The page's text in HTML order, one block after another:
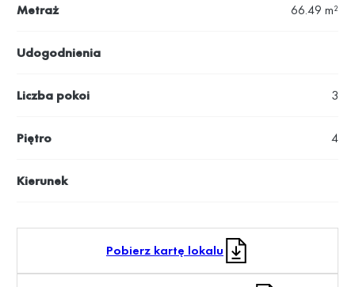
Metraż 66.49 m²
Udogodnienia
Liczba pokoi 3
Piętro 4
Kierunek
Pobierz kartę lokalu